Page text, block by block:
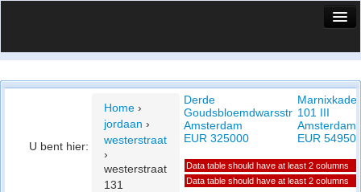
Vergelijk prijsposities - wijk
U bent hier:
Home ›
jordaan ›
westerstraat
›
westerstraat
131
Derde
Goudsbloemdwarsstr
Amsterdam
EUR 325000
Marnixkade
101 III
Amsterdam
EUR
Data table should have at least 2 columns
Data table should have at least 2 columns